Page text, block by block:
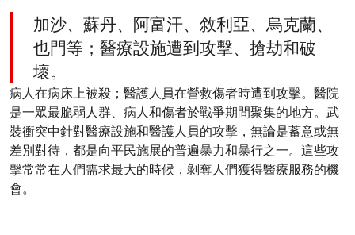
加沙、蘇丹、阿富汗、敘利亞、烏克蘭、
也門等；醫療設施遭到攻擊、搶劫和破
壞。
病人在病床上被殺；醫護人員在營救傷者時遭到攻擊。醫院
是一眾最脆弱人群、病人和傷者於戰爭期間聚集的地方。武
裝衝突中針對醫療設施和醫護人員的攻擊，無論是蓄意或無
差別對待，都是向平民施展的普遍暴力和暴行之一。這些攻
擊常常在人們需求最大的時候，剝奪人們獲得醫療服務的機
會。